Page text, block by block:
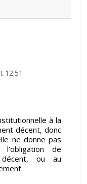
12:51
à la
décent, donc
ne donne pas
de
décent, ou au